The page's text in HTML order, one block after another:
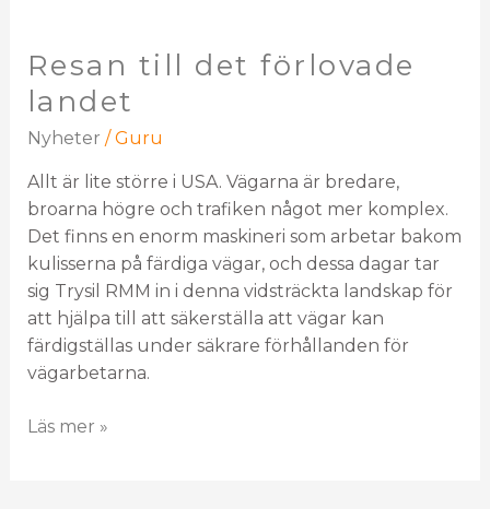
Resan till det förlovade
landet
Nyheter /Guru
Allt är lite större i USA. Vägarna är bredare,
broarna högre och trafiken något mer komplex.
Det finns en enorm maskineri som arbetar bakom
kulisserna på färdiga vägar, och dessa dagar tar
sig Trysil RMM in i denna vidsträckta landskap för
att hjälpa till att säkerställa att vägar kan
färdigställas under säkrare förhållanden för
vägarbetarna.
Läs mer »